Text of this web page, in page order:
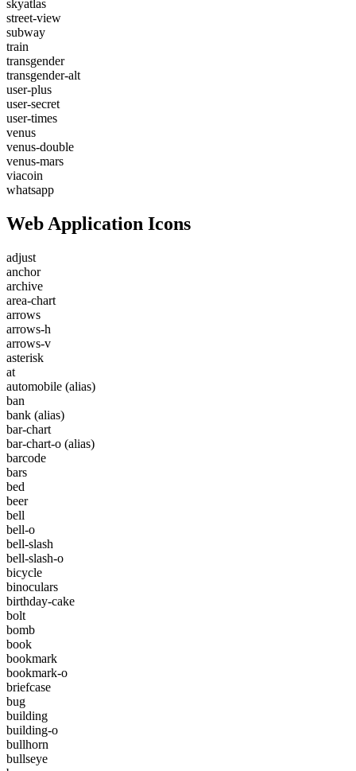
skyatlas
street-view
subway
train
transgender
transgender-alt
user-plus
user-secret
user-times
venus
venus-double
venus-mars
viacoin
whatsapp
Web Application Icons
adjust
anchor
archive
area-chart
arrows
arrows-h
arrows-v
asterisk
at
automobile (alias)
ban
bank (alias)
bar-chart
bar-chart-o (alias)
barcode
bars
bed
beer
bell
bell-o
bell-slash
bell-slash-o
bicycle
binoculars
birthday-cake
bolt
bomb
book
bookmark
bookmark-o
briefcase
bug
building
building-o
bullhorn
bullseye